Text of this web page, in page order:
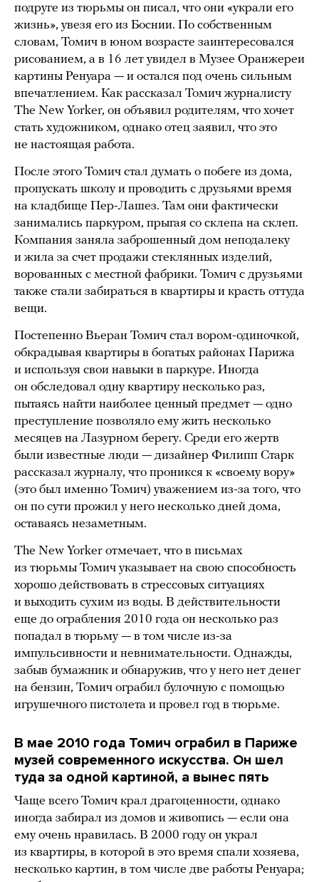
подруге из тюрьмы он писал, что они «украли его
жизнь», увезя его из Боснии. По собственным
словам, Томич в юном возрасте заинтересовался
рисованием, а в 16 лет увидел в Музее Оранжереи
картины Ренуара — и остался под очень сильным
впечатлением. Как рассказал Томич журналисту
The New Yorker, он объявил родителям, что хочет
стать художником, однако отец заявил, что это
не настоящая работа.
После этого Томич стал думать о побеге из дома,
пропускать школу и проводить с друзьями время
на кладбище Пер-Лашез. Там они фактически
занимались паркуром, прыгая со склепа на склеп.
Компания заняла заброшенный дом неподалеку
и жила за счет продажи стеклянных изделий,
ворованных с местной фабрики. Томич с друзьями
также стали забираться в квартиры и красть оттуда
вещи.
Постепенно Вьеран Томич стал вором-одиночкой,
обкрадывая квартиры в богатых районах Парижа
и используя свои навыки в паркуре. Иногда
он обследовал одну квартиру несколько раз,
пытаясь найти наиболее ценный предмет — одно
преступление позволяло ему жить несколько
месяцев на Лазурном берегу. Среди его жертв
были известные люди — дизайнер Филипп Старк
рассказал журналу, что проникся к «своему вору»
(это был именно Томич) уважением из-за того, что
он по сути прожил у него несколько дней дома,
оставаясь незаметным.
The New Yorker отмечает, что в письмах
из тюрьмы Томич указывает на свою способность
хорошо действовать в стрессовых ситуациях
и выходить сухим из воды. В действительности
еще до ограбления 2010 года он несколько раз
попадал в тюрьму — в том числе из-за
импульсивности и невнимательности. Однажды,
забыв бумажник и обнаружив, что у него нет денег
на бензин, Томич ограбил булочную с помощью
игрушечного пистолета и провел год в тюрьме.
В мае 2010 года Томич ограбил в Париже
музей современного искусства. Он шел
туда за одной картиной, а вынес пять
Чаще всего Томич крал драгоценности, однако
иногда забирал из домов и живопись — если она
ему очень нравилась. В 2000 году он украл
из квартиры, в которой в это время спали хозяева,
несколько картин, в том числе две работы Ренуара;